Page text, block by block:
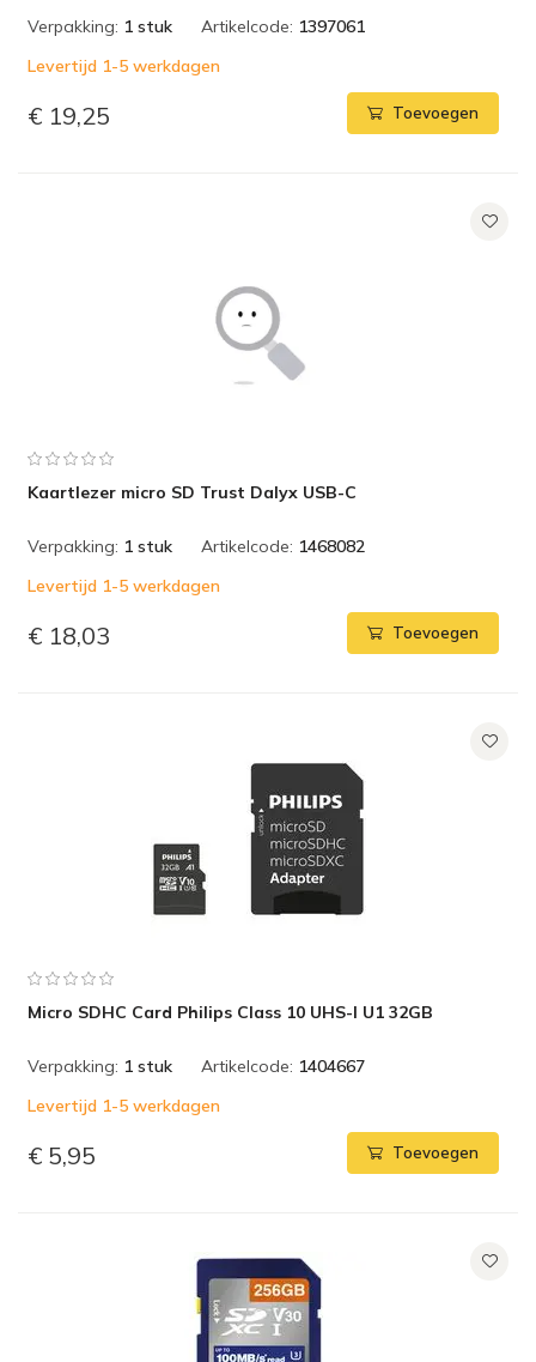
Verpakking: 1 stuk Artikelcode: 1397061
Levertijd 1-5 werkdagen
€ 19,25 Toevoegen
Kaartlezer micro SD Trust Dalyx USB-C
Verpakking: 1 stuk Artikelcode: 1468082
Levertijd 1-5 werkdagen
€ 18,03 Toevoegen
Micro SDHC Card Philips Class 10 UHS-I U1 32GB
Verpakking: 1 stuk Artikelcode: 1404667
Levertijd 1-5 werkdagen
€ 5,95 Toevoegen